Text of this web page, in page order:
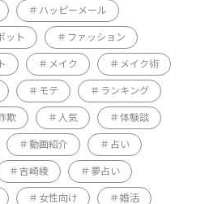
ハッピーメール
ット ファッション
メイク メイク術
モテ ランキング
欺 人気 体験談
動画紹介 占い
吉崎綾 夢占い
女性向け 婚活